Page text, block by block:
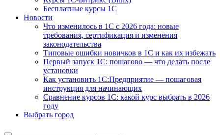
Бесплатные курсы 1С
Новости
Что изменилось в 1С с 2026 года: новые
требования, сертификация и изменения
законодательства
Типовые ошибки новичков в 1С и как их избежать
Первый запуск 1С: пошагово — что делать после
установки
Как установить 1С:Предприятие — пошаговая
инструкция для начинающих
Сравнение курсов 1С: какой курс выбрать в 2026
году
Выбрать город